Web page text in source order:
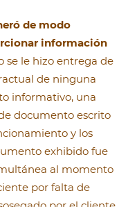
de modo
información
se le hizo entrega de
de ninguna
informativo, una
documento escrito
y los
exhibido fue
al momento
por falta de